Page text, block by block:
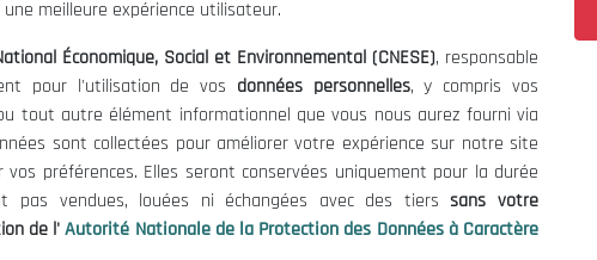
Légales
d'Utilisation
de Protection des Données
des Cookies
contact@cnese.dz
Suggestions ou Initiatives ?
Newsletter
Inscrivez-vous, soyez le premier à
nos dernières nouvelles.
meilleure expérience utilisateur.
Économique, Social et Environnemental (CNESE), responsable
pour l'utilisation de vos données personnelles, y compris vos
tout autre élément informationnel que vous nous aurez fourni via
sont collectées pour améliorer votre expérience sur notre site
préférences. Elles seront conservées uniquement pour la durée
pas vendues, louées ni échangées avec des tierssans votre
de l' Autorité Nationale de la Protection des Données à Caractère